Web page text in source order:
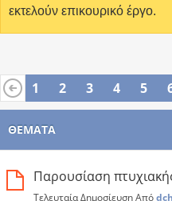
εκτελούν επικουρικό έργο.
1 2 3 4 5
25
26
ΘΈΜΑΤΑ
Παρουσίαση
Τελευταία Δημοσίευση Από